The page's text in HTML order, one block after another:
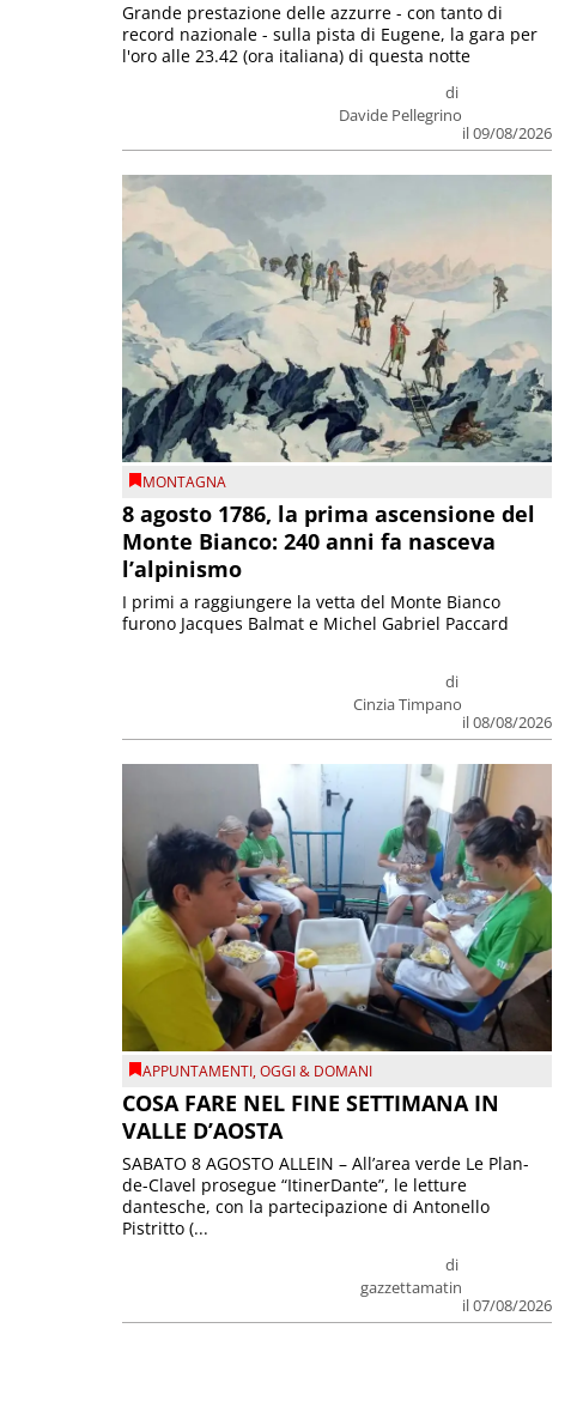
di
Davide Pellegrino
il 09/08/2026
Grande prestazione delle azzurre - con tanto di
record nazionale - sulla pista di Eugene, la gara per
l'oro alle 23.42 (ora italiana) di questa notte
MONTAGNA
8 agosto 1786, la prima ascensione del
Monte Bianco: 240 anni fa nasceva
l’alpinismo
di
Cinzia Timpano
il 08/08/2026
I primi a raggiungere la vetta del Monte Bianco
furono Jacques Balmat e Michel Gabriel Paccard
APPUNTAMENTI,OGGI & DOMANI
COSA FARE NEL FINE SETTIMANA IN
VALLE D’AOSTA
di
gazzettamatin
il 07/08/2026
SABATO 8 AGOSTO ALLEIN – All’area verde Le Plan-
de-Clavel prosegue “ItinerDante”, le letture
dantesche, con la partecipazione di Antonello
Pistritto (...